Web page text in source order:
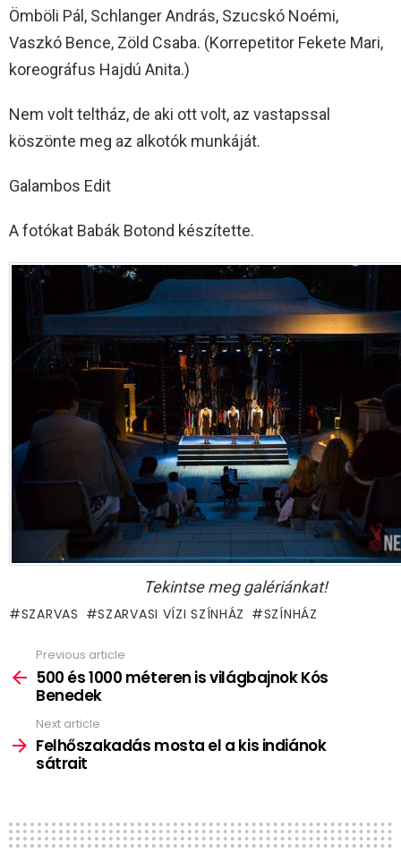
Ömböli Pál, Schlanger András, Szucskó Noémi,
Vaszkó Bence, Zöld Csaba. (Korrepetitor Fekete Mari,
koreográfus Hajdú Anita.)
Nem volt teltház, de aki ott volt, az vastapssal
köszönte meg az alkotók munkáját.
Galambos Edit
A fotókat Babák Botond készítette.
Tekintse meg galériánkat!
SZARVAS SZARVASI VÍZI SZÍNHÁZ SZÍNHÁZ
more
Previous article
500 és 1000 méteren is világbajnok Kós
Benedek
Next article
Felhőszakadás mosta el a kis indiánok
sátrait